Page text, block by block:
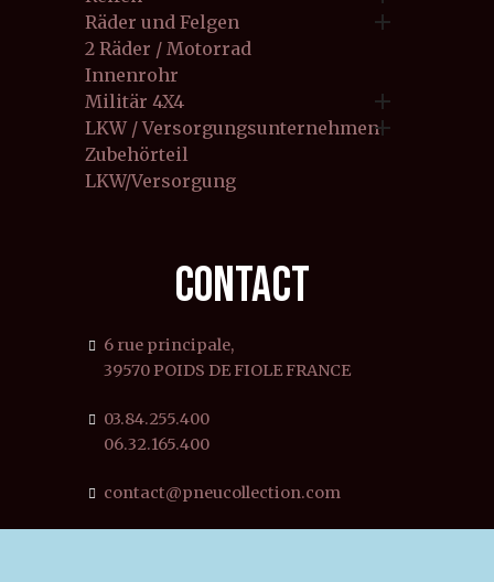
Räder und Felgen 
2 Räder / Motorrad
Innenrohr
Militär 4X4

LKW / Versorgungsunternehmen
Zubehörteil
LKW/Versorgung
CONTACT
6 rue principale,
39570 POIDS DE FIOLE FRANCE
03.84.255.400
06.32.165.400
contact@pneucollection.com